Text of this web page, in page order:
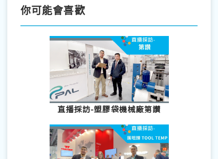
你可能會喜歡
直播採訪-塑膠袋機械廠第讚